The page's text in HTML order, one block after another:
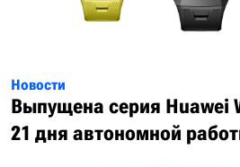
Новости
Выпущена серия Huawei
21 дня автономной